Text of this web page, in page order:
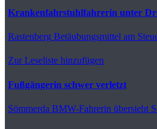
Krankenfahrstuhlfahrerin unter
Rastenberg Betäubungsmittel am
Zur Leseliste hinzufügen
Fußgängerin schwer verletzt
Sömmerda BMW-Fahrerin übersieht